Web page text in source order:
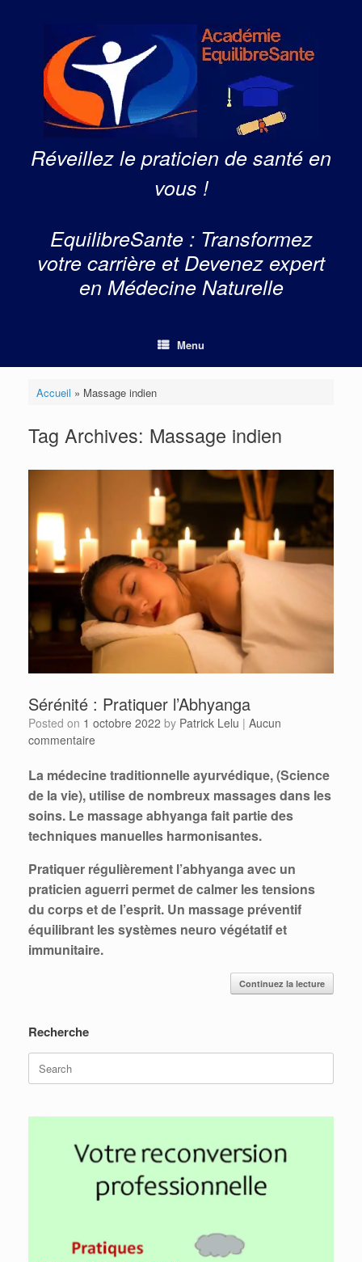
Réveillez le praticien de santé en
vous !
EquilibreSante : Transformez
votre carrière et Devenez expert
en Médecine Naturelle
Menu
Accueil » Massage indien
Tag Archives: Massage indien
Sérénité : Pratiquer l’Abhyanga
Posted on 1 octobre 2022 by Patrick Lelu | Aucun
commentaire
La médecine traditionnelle ayurvédique, (Science
de la vie), utilise de nombreux massages dans les
soins. Le massage abhyanga fait partie des
techniques manuelles harmonisantes.
Pratiquer régulièrement l’abhyanga avec un
praticien aguerri permet de calmer les tensions
du corps et de l’esprit. Un massage préventif
équilibrant les systèmes neuro végétatif et
immunitaire.
Continuez la lecture
Recherche
Search
for: